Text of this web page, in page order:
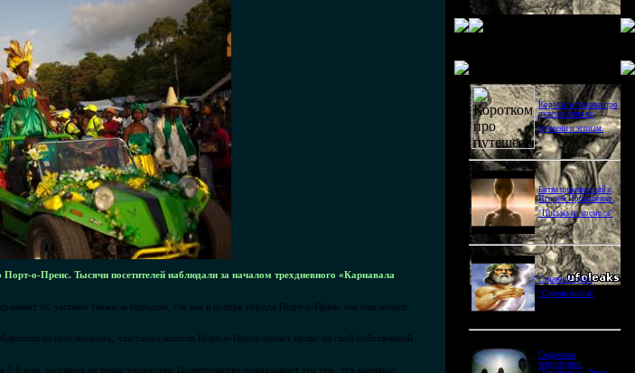
о-Пренс. Тысячи посетителей наблюдали за началом трехдневного «Карнавала
их частино также за городом, так как в центре города Порт-о-Пренс все еще живут
хотело показать, что также жители Порт-о-Пренс имеют право на свой собственный
млн. долларов на такие торжества. Правительство оправдывает это тем, что карнавал
Короткометражка про
путешествия во
времени и эгоизм.
Битва цивилизаций с
Игорем Прокопенко.
"Письма из космоса"
Странное дело.
"Стрелы богов"
Секретные
территории.